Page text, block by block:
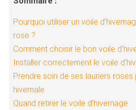
Pourquoi utiliser un voile
rose ?
Comment choisir le bon voile
Installer correctement le voile
Prendre soin de ses lauriers
hivernale
Quand retirer le voile d’hivernage